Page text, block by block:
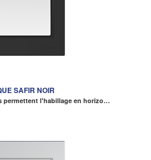
SAFIR NOIR
permettent l'habillage en horizo…